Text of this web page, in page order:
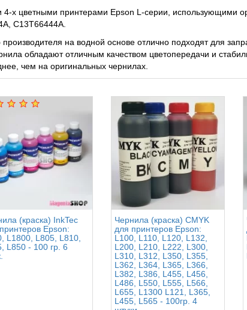
х цветными принтерами Epson L-серии, использующими
C13T66444A.
на водной основе отлично подходят для
обладают отличным качеством цветопередачи и
чем на оригинальных чернилах.
(краска) InkTec
Epson:
L1800, L805, L810,
L850 - 100 гр. 6
Чернила (краска) CMYK
для принтеров Epson:
L100, L110, L120, L132,
L200, L210, L222, L300,
L310, L312, L350, L355,
L362, L364, L365, L366,
L382, L386, L455, L456,
L486, L550, L555, L566,
L655, L1300 L121, L365,
L455, L565 - 100гр. 4